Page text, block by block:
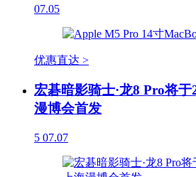
07.05
优惠直达 >
宏碁暗影骑士·龙8 Pro将
漫博会首发
5 07.07